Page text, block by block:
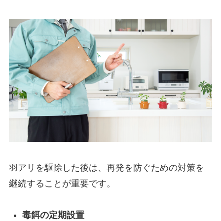
羽アリを駆除した後は、再発を防ぐための対策を
継続することが重要です。
毒餌の定期設置